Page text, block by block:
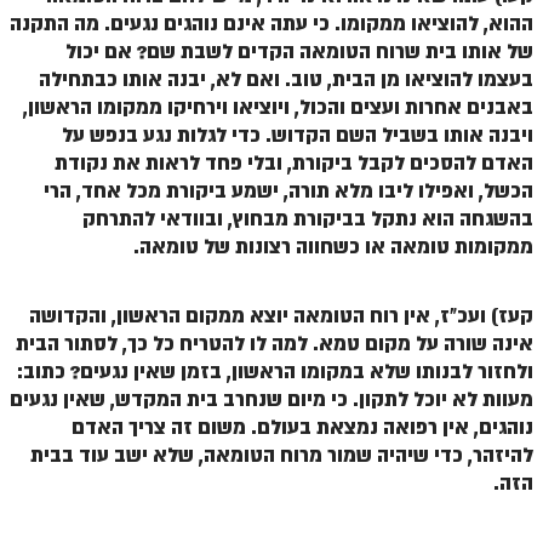
זוהר אחרי מות למתקדמים
הזוהר הקדוש – קדושים למתחילים
ספר הזוהר אמור השקפה
ספר הזוהר אמור מתקדמים
הזוהר הקדוש פרשת בהר למתחילים
זוהר בחוקותי למתחילים
זוהר הקדוש בחוקותי למתקדמים
ספר הזוהר – במדבר
זוהר במדבר מתחילים
ההוא, להוציאו ממקומו. כי עתה אינם נוהגים נגעים. מה התקנה
של אותו בית שרוח הטומאה הקדים לשבת שם? אם יכול
בעצמו להוציאו מן הבית, טוב. ואם לא, יבנה אותו כבתחילה
באבנים אחרות ועצים והכול, ויוציאו וירחיקו ממקומו הראשון,
ויבנה אותו בשביל השם הקדוש. כדי לגלות נגע בנפש על
האדם להסכים לקבל ביקורת, ובלי פחד לראות את נקודת
הכשל, ואפילו ליבו מלא תורה, ישמע ביקורת מכל אחד, הרי
בהשגחה הוא נתקל בביקורת מבחוץ, ובוודאי להתרחק
ממקומות טומאה או כשחווה רצונות של טומאה.
קעז) ועכ"ז, אין רוח הטומאה יוצא ממקום הראשון, והקדושה
אינה שורה על מקום טמא. למה לו להטריח כל כך, לסתור הבית
ולחזור לבנותו שלא במקומו הראשון, בזמן שאין נגעים? כתוב:
מעוות לא יוכל לתקון. כי מיום שנחרב בית המקדש, שאין נגעים
נוהגים, אין רפואה נמצאת בעולם. משום זה צריך האדם
להיזהר, כדי שיהיה שמור מרוח הטומאה, שלא ישב עוד בבית
הזה.